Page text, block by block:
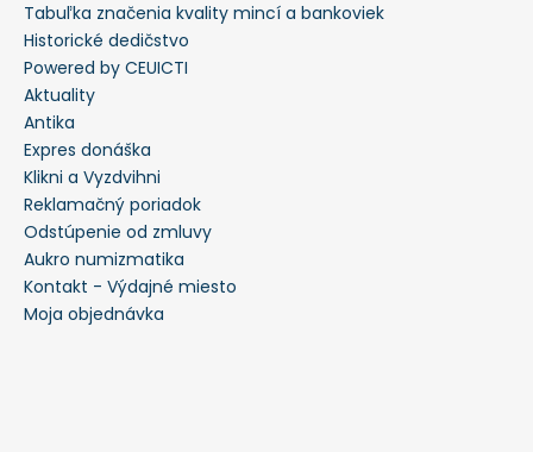
Tabuľka značenia kvality mincí a bankoviek
Historické dedičstvo
Powered by CEUICTI
Aktuality
Antika
Expres donáška
Klikni a Vyzdvihni
Reklamačný poriadok
Odstúpenie od zmluvy
Aukro numizmatika
Kontakt - Výdajné miesto
Moja objednávka